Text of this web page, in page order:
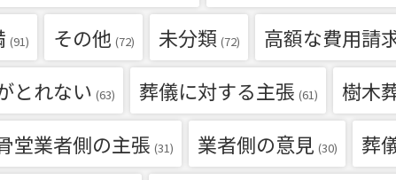
(91) その他 (72) 未分類 (72) 高額な費用請
とれない (63) 葬儀に対する主張 (61) 樹木
堂業者側の主張 (31) 業者側の意見 (30) 葬